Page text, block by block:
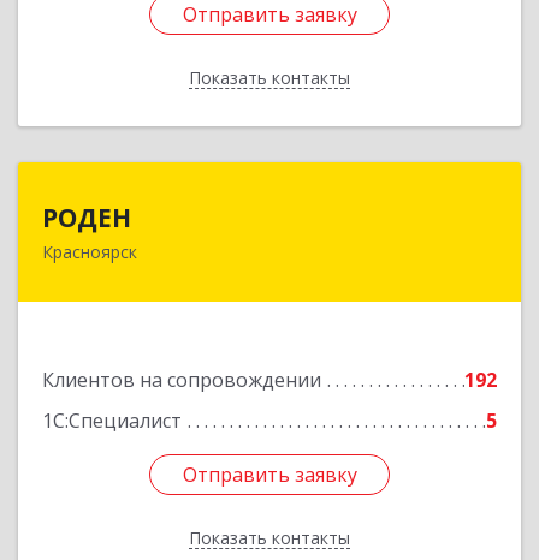
Отправить заявку
Показать контакты
Отправить заявку
Назад
РОДЕН
Красноярск
Клиентов на сопровождении
192
1С:Специалист
5
Отправить заявку
Показать контакты
660064, Красноярский край, Красноярск г, им
Отправить заявку
Назад